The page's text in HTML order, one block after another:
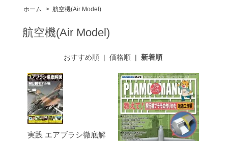
ホーム > 航空機(Air Model)
航空機(Air Model)
おすすめ順 |価格順 | 新着順
実践 エアブラシ徹底解